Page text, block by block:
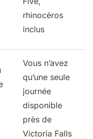
rhinocéros
inclus
Vous n’avez
qu’une seule
journée
disponible
près de
Victoria Falls